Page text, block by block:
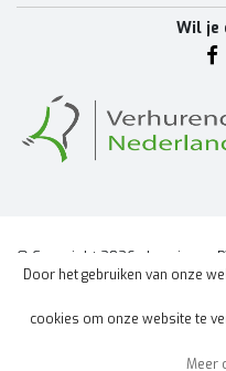
Wil je
© Copyright 2026 - Lumineux
Algemene voorwaarden|
Door het gebruiken van onze
cookies om onze website te
Meer